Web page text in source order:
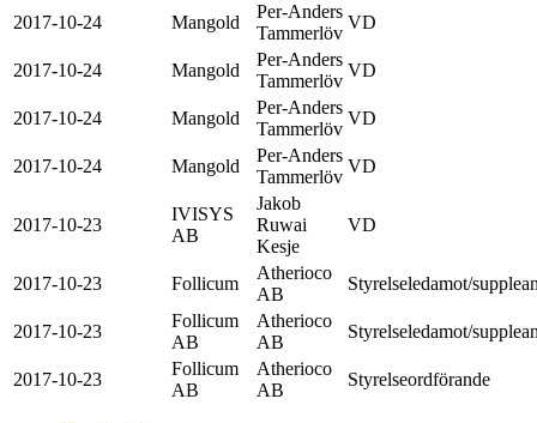
2017-10-24 Mangold
Per-Anders
Tammerlöv
VD
2017-10-24 Mangold
Per-Anders
Tammerlöv
VD
2017-10-24 Mangold
Per-Anders
Tammerlöv
VD
2017-10-24 Mangold
Per-Anders
Tammerlöv
VD
2017-10-23
IVISYS
AB
Jakob
Ruwai
Kesje
VD
2017-10-23 Follicum
Atherioco
AB
Styrelseledamot/
2017-10-23
Follicum
AB
Atherioco
AB
Styrelseledamot/
2017-10-23
Follicum
AB
Atherioco
AB
Styrelseordförande